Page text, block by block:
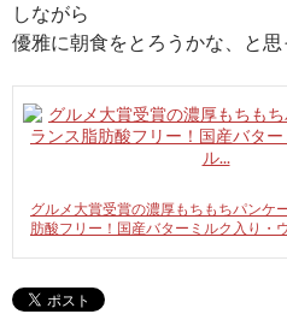
しながら
優雅に朝食をとろうかな、と思
グルメ大賞受賞の濃厚もちもちパンケ
肪酸フリー！国産バターミルク入り・